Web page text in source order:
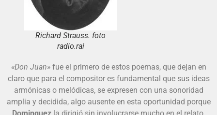
Richard Strauss. foto
radio.rai
«Don Juan»fue el primero de estos poemas, que dejan en
claro que para el compositor es fundamental que sus ideas
armónicas o melódicas, se expresen con una sonoridad
amplia y decidida, algo ausente en esta oportunidad porque
Dominguez la dirigió sin involucrarse mucho en el relato,